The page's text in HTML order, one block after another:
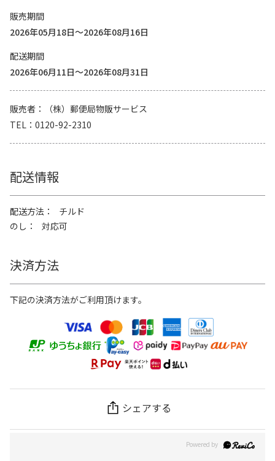
販売期間
2026年05月18日～2026年08月16日
配送期間
2026年06月11日～2026年08月31日
販売者
（株）郵便局物販サービス
TEL
0120-92-2310
配送情報
配送方法
チルド
のし
対応可
決済方法
下記の決済方法がご利用頂けます。
シェアする